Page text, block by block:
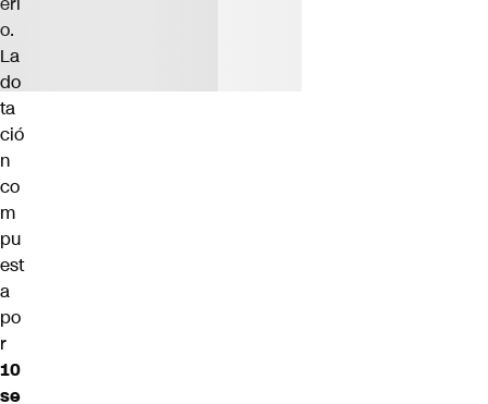
o.
La
do
ta
ció
n
co
m
pu
est
a
po
r
10
se